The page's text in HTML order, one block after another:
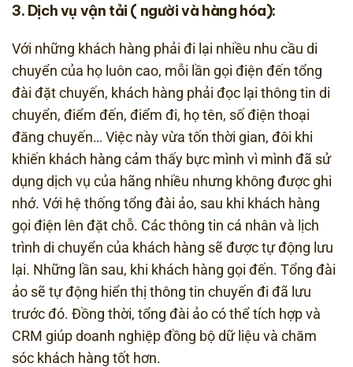
3. Dịch vụ vận tải ( người và hàng hóa):
Với những khách hàng phải đi lại nhiều nhu cầu di
chuyển của họ luôn cao, mỗi lần gọi điện đến tổng
đài đặt chuyến, khách hàng phải đọc lại thông tin di
chuyển, điểm đến, điểm đi, họ tên, số điện thoại
đăng chuyến… Việc này vừa tốn thời gian, đôi khi
khiến khách hàng cảm thấy bực mình vì mình đã sử
dụng dịch vụ của hãng nhiều nhưng không được ghi
nhớ. Với hệ thống tổng đài ảo, sau khi khách hàng
gọi điện lên đặt chỗ. Các thông tin cá nhân và lịch
trình di chuyển của khách hàng sẽ được tự động lưu
lại. Những lần sau, khi khách hàng gọi đến. Tổng đài
ảo sẽ tự động hiển thị thông tin chuyến đi đã lưu
trước đó. Đồng thời, tổng đài ảo có thể tích hợp và
CRM giúp doanh nghiệp đồng bộ dữ liệu và chăm
sóc khách hàng tốt hơn.